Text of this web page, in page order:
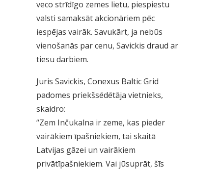
veco strīdīgo zemes lietu, piespiestu
valsti samaksāt akcionāriem pēc
iespējas vairāk. Savukārt, ja nebūs
vienošanās par cenu, Savickis draud ar
tiesu darbiem.
Juris Savickis, Conexus Baltic Grid
padomes priekšsēdētāja vietnieks,
skaidro:
“Zem Inčukalna ir zeme, kas pieder
vairākiem īpašniekiem, tai skaitā
Latvijas gāzei un vairākiem
privātīpašniekiem. Vai jūsuprāt, šīs